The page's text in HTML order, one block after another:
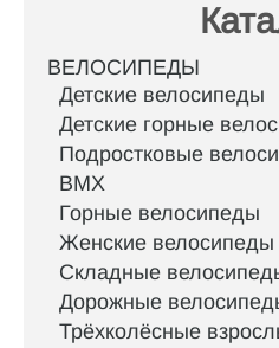
ВЕЛОСИПЕДЫ
Детские велосипеды
Детские горные
Подростковые
BMX
Горные велосипеды
Женские велосипеды
Складные
Дорожные
Трёхколёсные